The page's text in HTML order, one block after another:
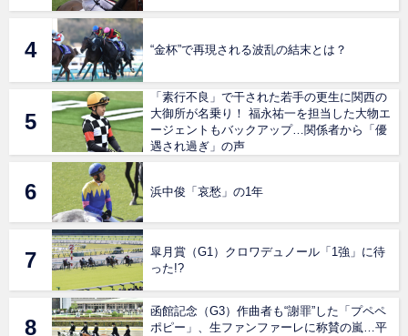
“金杯”で再現される波乱の結末とは？
「素行不良」で干された若手の更生に関西の
大御所が名乗り！ 福永祐一を担当した大物エ
ージェントもバックアップ…関係者から「優
遇され過ぎ」の声
浜中俊「哀愁」の1年
皐月賞（G1）クロワデュノール「1強」に待
った!?
函館記念（G3）作曲者も“謝罪”した「プペペ
ポピー」、生ファンファーレに称賛の嵐…平